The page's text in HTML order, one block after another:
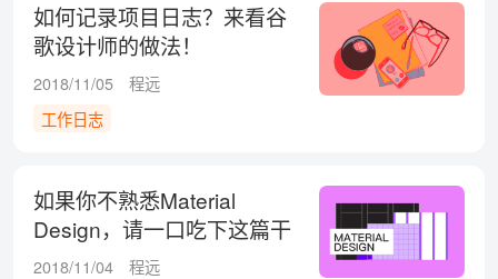
如何记录项目日志？来看谷
歌设计师的做法！
2018/11/05
程远
工作日志
如果你不熟悉Material
Design，请一口吃下这篇干
货！
2018/11/04
程远